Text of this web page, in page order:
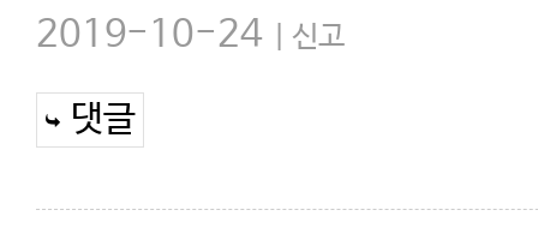
2019-10-24 신고
댓글